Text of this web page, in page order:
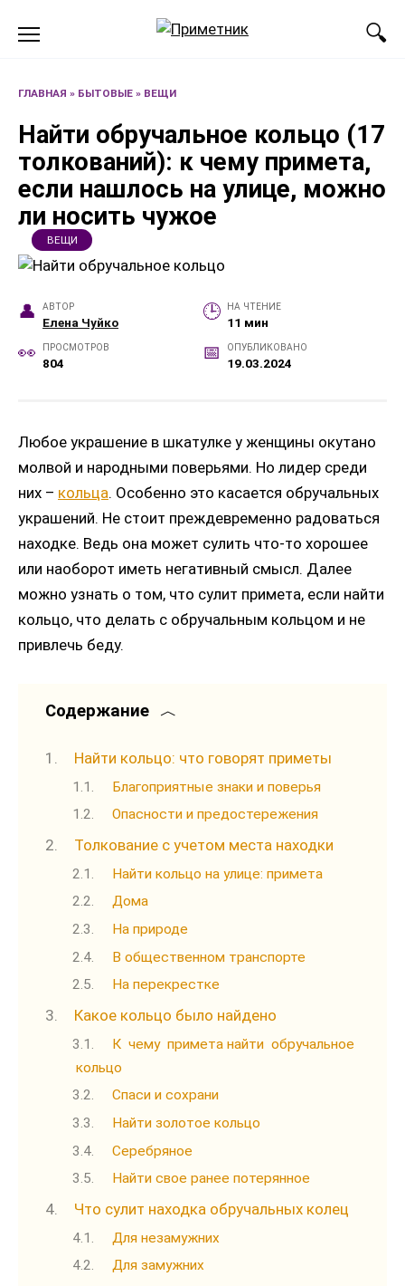
ГЛАВНАЯ » БЫТОВЫЕ » ВЕЩИ
Найти обручальное кольцо (17
толкований): к чему примета,
если нашлось на улице, можно
ли носить чужое
ВЕЩИ
АВТОР
Елена Чуйко
НА ЧТЕНИЕ
11 мин
ПРОСМОТРОВ
804
ОПУБЛИКОВАНО
19.03.2024
Любое украшение в шкатулке у женщины окутано
молвой и народными поверьями. Но лидер среди
них – кольца. Особенно это касается обручальных
украшений. Не стоит преждевременно радоваться
находке. Ведь она может сулить что-то хорошее
или наоборот иметь негативный смысл. Далее
можно узнать о том, что сулит примета, если найти
кольцо, что делать с обручальным кольцом и не
привлечь беду.
Содержание
Найти кольцо: что говорят приметы
Благоприятные знаки и поверья
Опасности и предостережения
Толкование с учетом места находки
Найти кольцо на улице: примета
Дома
На природе
В общественном транспорте
На перекрестке
Какое кольцо было найдено
К чему примета найти обручальное
кольцо
Спаси и сохрани
Найти золотое кольцо
Серебряное
Найти свое ранее потерянное
Что сулит находка обручальных колец
Для незамужних
Для замужних